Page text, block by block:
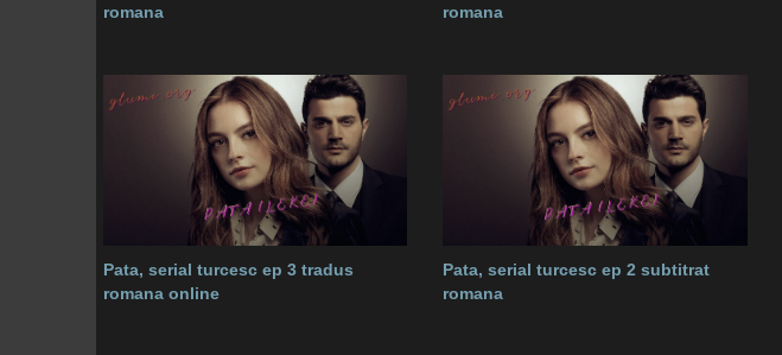
romana
romana
Pata, serial turcesc ep 3 tradus
romana online
Pata, serial turcesc ep 2 subtitrat
romana